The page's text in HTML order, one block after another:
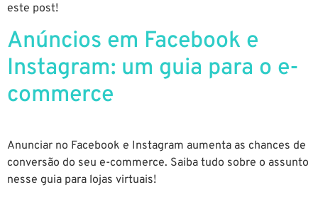
este post!
Anúncios em Facebook e
Instagram: um guia para o e-
commerce
Anunciar no Facebook e Instagram aumenta as chances de
conversão do seu e-commerce. Saiba tudo sobre o assunto
nesse guia para lojas virtuais!